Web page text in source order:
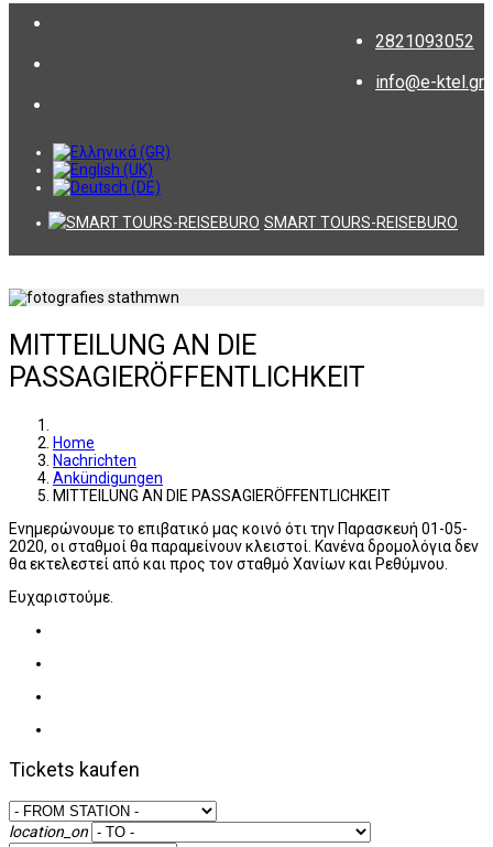
2821093052
info@e-ktel.gr
SMART TOURS-REISEBURO
MITTEILUNG AN DIE
PASSAGIERÖFFENTLICHKEIT
Home
Nachrichten
Ankündigungen
MITTEILUNG AN DIE PASSAGIERÖFFENTLICHKEIT
Ενημερώνουμε το επιβατικό μας κοινό ότι την Παρασκευή 01-05-
2020, οι σταθμοί θα παραμείνουν κλειστοί. Κανένα δρομολόγια δεν
θα εκτελεστεί από και προς τον σταθμό Χανίων και Ρεθύμνου.
Ευχαριστούμε.
Tickets kaufen
location_on